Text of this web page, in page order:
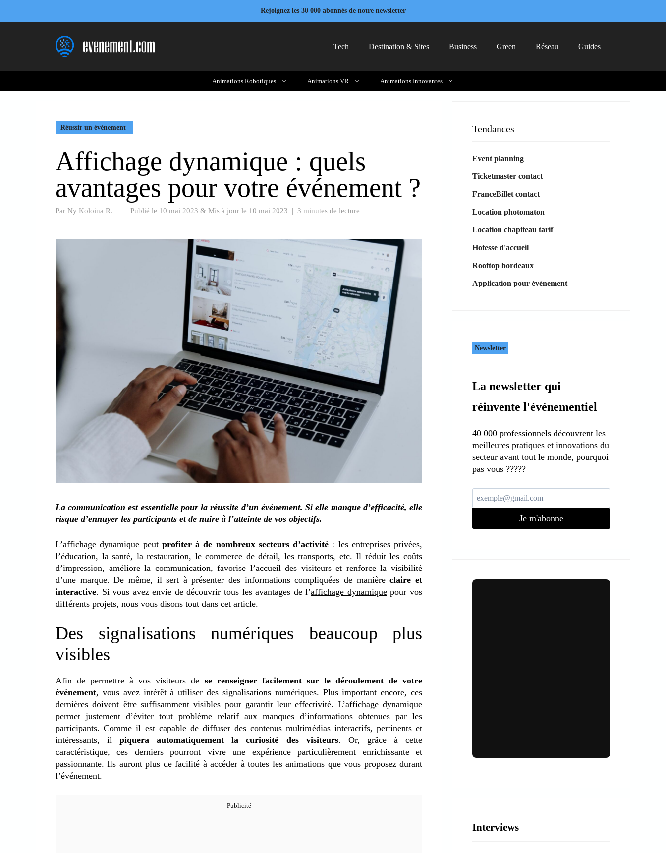
Rejoignez les 30 000 abonnés de notre newsletter
Tech Destination & Sites Business Green Réseau Guides
Animations Robotiques Animations VR Animations Innovantes
Réussir un événement
Affichage dynamique : quels
avantages pour votre événement ?
Par Ny Koloina R. Publié le 10 mai 2023 & Mis à jour le 10 mai 2023 | 3 minutes de lecture
La communication est essentielle pour la réussite d’un événement. Si elle manque d’efficacité, elle
risque d’ennuyer les participants et de nuire à l’atteinte de vos objectifs.
L’affichage dynamique peut profiter à de nombreux secteurs d’activité : les entreprises privées,
l’éducation, la santé, la restauration, le commerce de détail, les transports, etc. Il réduit les coûts
d’impression, améliore la communication, favorise l’accueil des visiteurs et renforce la visibilité
d’une marque. De même, il sert à présenter des informations compliquées de manièreclaire et
interactive. Si vous avez envie de découvrir tous les avantages de l’affichage dynamiquepour vos
différents projets, nous vous disons tout dans cet article.
Des signalisations numériques beaucoup plus
visibles
Afin de permettre à vos visiteurs de se renseigner facilement sur le déroulement de votre
événement, vous avez intérêt à utiliser des signalisations numériques. Plus important encore, ces
dernières doivent être suffisamment visibles pour garantir leur effectivité. L’affichage dynamique
permet justement d’éviter tout problème relatif aux manques d’informations obtenues par les
participants. Comme il est capable de diffuser des contenus multimédias interactifs, pertinents et
intéressants, ilpiquera automatiquement la curiosité des visiteurs. Or, grâce à cette
caractéristique, ces derniers pourront vivre une expérience particulièrement enrichissante et
passionnante. Ils auront plus de facilité à accéder à toutes les animations que vous proposez durant
l’événement.
Tendances
Event planning
Ticketmaster contact
FranceBillet contact
Location photomaton
Location chapiteau tarif
Hotesse d'accueil
Rooftop bordeaux
Application pour événement
Newsletter
La newsletter qui
réinvente l'événementiel
40 000 professionnels découvrent les
meilleures pratiques et innovations du
secteur avant tout le monde, pourquoi
pas vous ?????
Je m'abonne
Interviews